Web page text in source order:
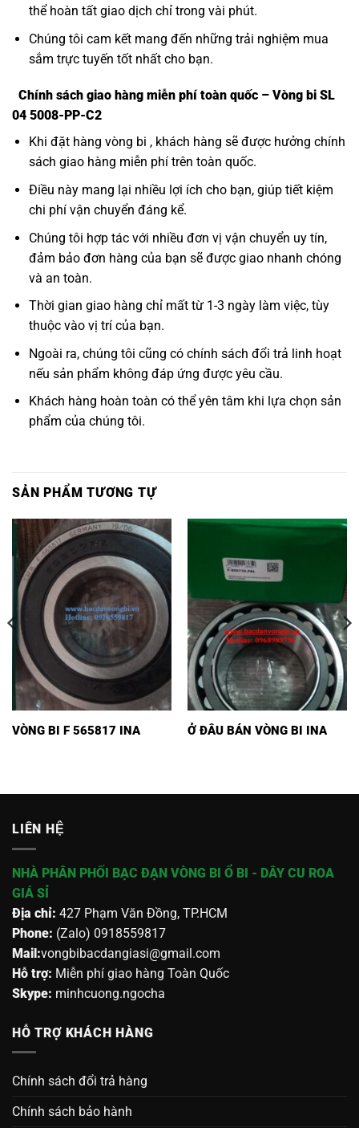
thể hoàn tất giao dịch chỉ trong vài phút.
Chúng tôi cam kết mang đến những trải nghiệm mua
sắm trực tuyến tốt nhất cho bạn.
Chính sách giao hàng miễn phí toàn quốc – Vòng bi SL
04 5008-PP-C2
Khi đặt hàng vòng bi , khách hàng sẽ được hưởng chính
sách giao hàng miễn phí trên toàn quốc.
Điều này mang lại nhiều lợi ích cho bạn, giúp tiết kiệm
chi phí vận chuyển đáng kể.
Chúng tôi hợp tác với nhiều đơn vị vận chuyển uy tín,
đảm bảo đơn hàng của bạn sẽ được giao nhanh chóng
và an toàn.
Thời gian giao hàng chỉ mất từ 1-3 ngày làm việc, tùy
thuộc vào vị trí của bạn.
Ngoài ra, chúng tôi cũng có chính sách đổi trả linh hoạt
nếu sản phẩm không đáp ứng được yêu cầu.
Khách hàng hoàn toàn có thể yên tâm khi lựa chọn sản
phẩm của chúng tôi.
SẢN PHẨM TƯƠNG TỰ
VÒNG BI F 565817 INA Ở ĐÂU BÁN VÒNG BI INA
LIÊN HỆ
NHÀ PHÂN PHỐI BẠC ĐẠN VÒNG BI Ổ BI - DÂY CU ROA
GIÁ SỈ
Địa chỉ: 427 Phạm Văn Đồng, TP.HCM
Phone: (Zalo) 0918559817
Mail:vongbibacdangiasi@gmail.com
Hỗ trợ: Miễn phí giao hàng Toàn Quốc
Skype: minhcuong.ngocha
HỖ TRỢ KHÁCH HÀNG
Chính sách đổi trả hàng
Chính sách bảo hành